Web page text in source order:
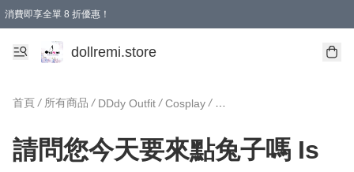
消費即享全單 8 折優惠！
購物滿 HKD 1500.00即享免運費優惠！（適用於 本地送貨、本地取貨、國際送貨 )
dollremi.store
首頁 / 所有商品 / DDdy Outfit / Cosplay /
請問您今天要來點兔子嗎 Is